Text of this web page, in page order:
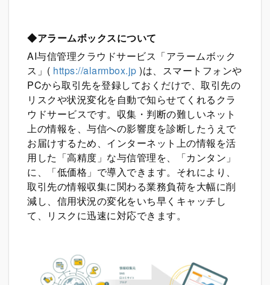
◆アラームボックスについて
AI与信管理クラウドサービス「アラームボック
ス」( https://alarmbox.jp )は、スマートフォンや
PCから取引先を登録しておくだけで、取引先の
リスクや状況変化を自動で知らせてくれるクラ
ウドサービスです。収集・判断の難しいネット
上の情報を、与信への影響度を診断したうえで
お届けするため、インターネット上の情報を活
用した「高精度」な与信管理を、「カンタン」
に、「低価格」で導入できます。それにより、
取引先の情報収集に関わる業務負荷を大幅に削
減し、信用状況の変化をいち早くキャッチし
て、リスクに迅速に対応できます。